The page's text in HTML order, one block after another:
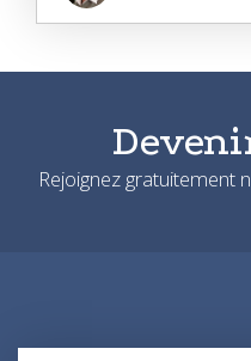
Rejoignez gratuitement